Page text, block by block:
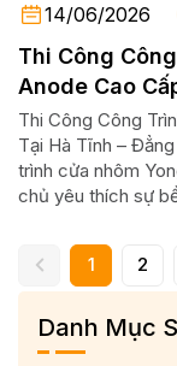
14/06/2026
Thi Công
Anode Cao
Chất Liệu Đến
Thi Công Công
Tại Hà Tĩnh –
trình cửa nhôm
chủ yêu thích sự
1 2
Danh Mục